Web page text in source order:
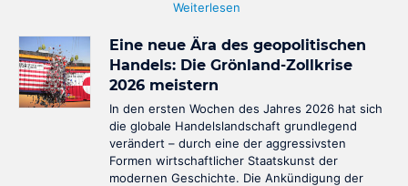
Weiterlesen
Eine neue Ära des geopolitischen
Handels: Die Grönland-Zollkrise
2026 meistern
In den ersten Wochen des Jahres 2026 hat sich
die globale Handelslandschaft grundlegend
verändert – durch eine der aggressivsten
Formen wirtschaftlicher Staatskunst der
modernen Geschichte. Die Ankündigung der